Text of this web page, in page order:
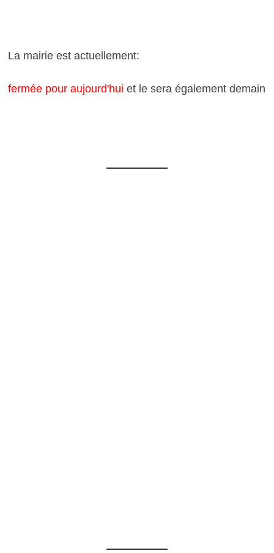
La mairie est actuellement:
fermée pour aujourd'huiet le sera également demain